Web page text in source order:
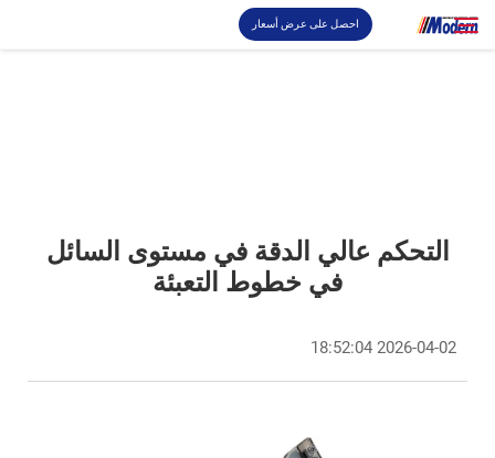
احصل على عرض أسعار
نبذةالتحكم عالي الدقة في مستوى السائل
في خطوط التعبئة
2026-04-02 18:52:04